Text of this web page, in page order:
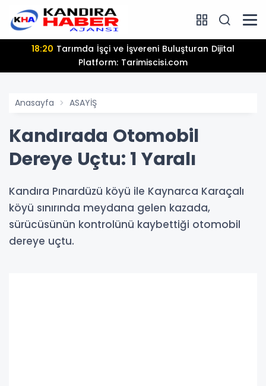
18:20
Platform: Tarimiscisi.com
Anasayfa ASAYİŞ
Kandırada Otomobil
Dereye Uçtu: 1 Yaralı
Kandıra Pınardüzü köyü ile Kaynarca Karaçalı
köyü sınırında meydana gelen kazada,
sürücüsünün kontrolünü kaybettiği otomobil
dereye uçtu.